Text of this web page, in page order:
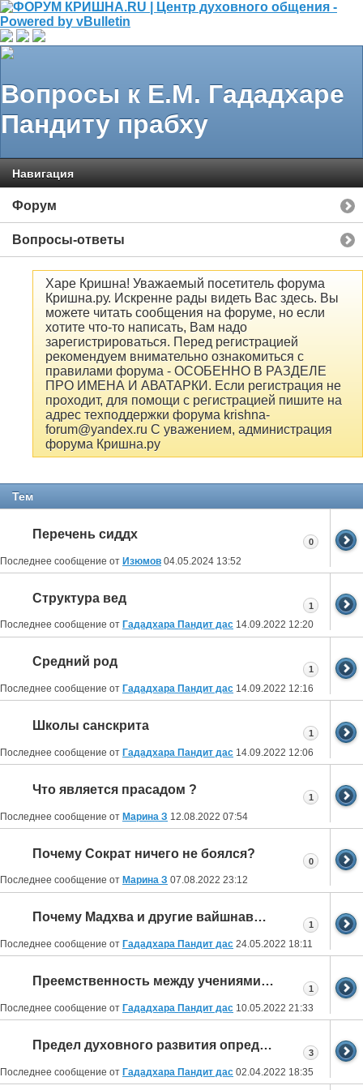
Вопросы к Е.М. Гададхаре
Пандиту прабху
Навигация
Форум
Вопросы-ответы
Харе Кришна! Уважаемый посетитель форума
Кришна.ру. Искренне рады видеть Вас здесь. Вы
можете читать сообщения на форуме, но если
хотите что-то написать, Вам надо
зарегистрироваться. Перед регистрацией
рекомендуем внимательно ознакомиться с
правилами форума - ОСОБЕННО В РАЗДЕЛЕ
ПРО ИМЕНА И АВАТАРКИ. Если регистрация не
проходит, для помощи с регистрацией пишите на
адрес техподдержки форума krishna-
forum@yandex.ru С уважением, администрация
форума Кришна.ру
Тем
Перечень сиддх
Последнее сообщение от Изюмов 04.05.2024 13:52
0
Структура вед
Последнее сообщение от Гададхара Пандит дас 14.09.2022 12:20
1
Средний род
Последнее сообщение от Гададхара Пандит дас 14.09.2022 12:16
1
Школы санскрита
Последнее сообщение от Гададхара Пандит дас 14.09.2022 12:06
1
Что является прасадом ?
Последнее сообщение от Марина З 12.08.2022 07:54
1
Почему Сократ ничего не боялся?
Последнее сообщение от Марина З 07.08.2022 23:12
0
Почему Мадхва и другие вайшнавы терпимо относились к исламским и британским захватчикам?
Последнее сообщение от Гададхара Пандит дас 24.05.2022 18:11
1
Преемственность между учениями Мадхвачарьи и Шри Чайтаньи
Последнее сообщение от Гададхара Пандит дас 10.05.2022 21:33
1
Предел духовного развития определен свыше
Последнее сообщение от Гададхара Пандит дас 02.04.2022 18:35
3